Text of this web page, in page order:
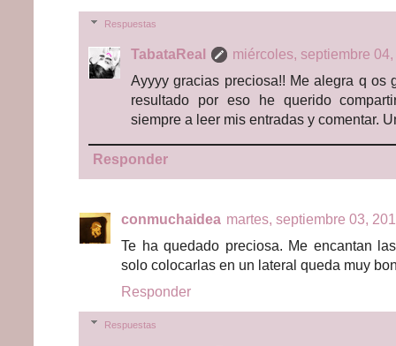
Respuestas
TabataReal
miércoles, septiembre
Ayyyy gracias preciosa!! Me alegra q os
resultado por eso he querido
siempre a leer mis entradas y comentar.
Responder
conmuchaidea martes, septiembre 03,
Te ha quedado preciosa. Me encantan
solo colocarlas en un lateral queda muy
Responder
Respuestas